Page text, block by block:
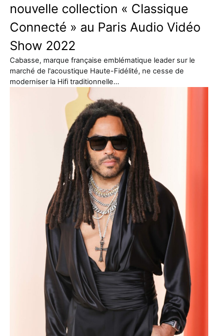
nouvelle collection « Classique
Connecté » au Paris Audio Vidéo
Show 2022
Cabasse, marque française emblématique leader sur le
marché de l'acoustique Haute-Fidélité, ne cesse de
moderniser la Hifi traditionnelle…